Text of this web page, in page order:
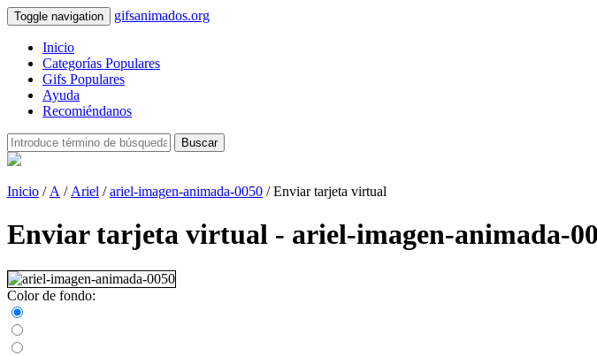
Toggle navigation gifsanimados.org
Inicio
Categorías Populares
Gifs Populares
Ayuda
Recomiéndanos
Buscar
Inicio / A / Ariel /ariel-imagen-animada-0050 / Enviar tarjeta virtual
Enviar tarjeta virtual - ariel-imagen-animada-
Color de fondo: